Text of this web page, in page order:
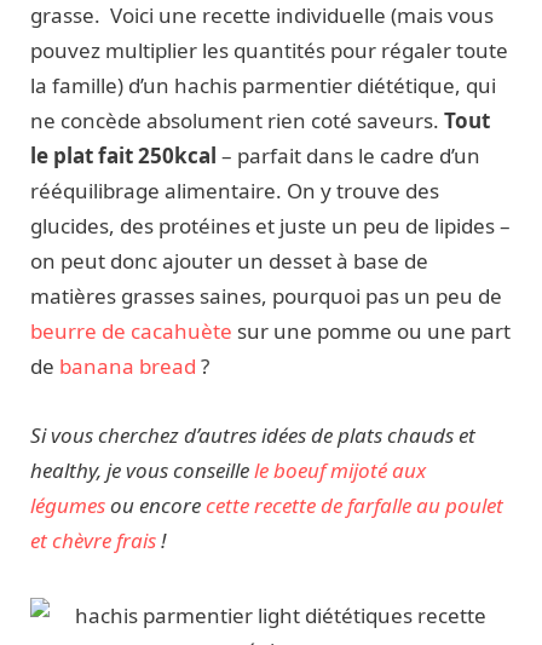
grasse. Voici une recette individuelle (mais vous
pouvez multiplier les quantités pour régaler toute
la famille) d’un hachis parmentier diététique, qui
ne concède absolument rien coté saveurs. Tout
le plat fait 250kcal – parfait dans le cadre d’un
rééquilibrage alimentaire. On y trouve des
glucides, des protéines et juste un peu de lipides –
on peut donc ajouter un desset à base de
matières grasses saines, pourquoi pas un peu de
beurre de cacahuète sur une pomme ou une part
de banana bread ?
Si vous cherchez d’autres idées de plats chauds et
healthy, je vous conseillele boeuf mijoté aux
légumesou encorecette recette de farfalle au poulet
et chèvre frais!